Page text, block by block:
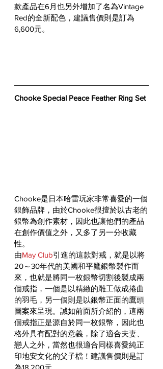
款產品在6月也另外增加了名為Vintage
Red的全新配色，建議售價則是訂為
6,600元。
Chooke Special Peace Feather Ring Set
Chooke是日本哈雷玩家非常喜愛的一個
銀飾品牌，由於Chooke很擅於以古老的
銀幣為創作素材，因此也讓他們的產品
在創作價值之外，又多了另一分收藏
性。
由May Club引進的這款對戒，就是以將
20～30年代的美國和平鷹銀幣製作而
來，也就是將同一枚銀幣切割後製成兩
個戒指，一個是以精緻的雕工做成捲曲
的羽毛，另一個則是以銀幣正面的鷹頭
圖案來呈現。誠如前面所介紹的，這兩
個戒指正是源自於同一枚銀幣，因此也
格外具有配對的意義，除了適合夫妻、
戀人之外，當然也很適合同樣喜愛純正
印地安文化的父子檔！建議售價則是訂
為18,200元。